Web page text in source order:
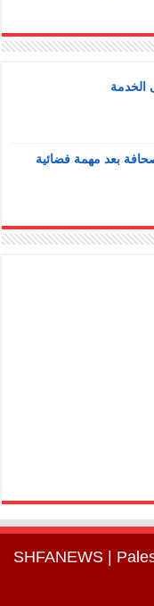
الخدمة
يلتقي بالصحافة بعد مهمة فضائية
SHFANEWS |